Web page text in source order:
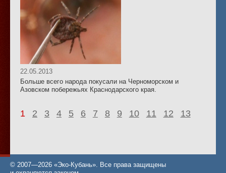
22.05.2013
Больше всего народа покусали на Черноморском и
Азовском побережьях Краснодарского края.
1 2 3 4 5 6 7 8 9 10 11 12 13
© 2007—2026 «Эко-Кубань». Все права защищены